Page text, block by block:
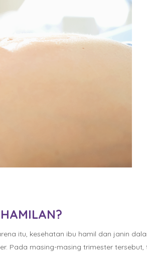
itu, kesehatan ibu hamil dan janin
Pada masing-masing trimester